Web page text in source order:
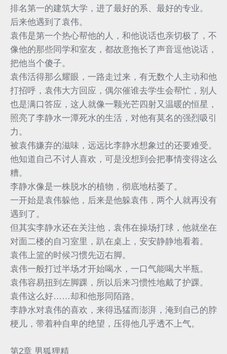
排名第一的建筑大学，进了最好的系、最好的专业。
后来他遇到了袁伟。
袁伟是第一个热心帮他的人，和他说话也亲切极了，不
像他的那些同学和室友，都故意拖长了声音逗他说话，
把他当个傻子。
袁伟活得那么耀眼，一路走过来，有无数个人主动和他
打招呼，袁伟大方回应，偶尔催谁去学生会帮忙，别人
也是满口答应，这人就像一颗光芒四射又温暖的恒星，
照亮了李静水一潭死水的生活，对他有莫名的强烈吸引
力。
被袁伟嫌弃的滋味，远远比李静水想象过的还要难受。
他知道自己不讨人喜欢，可是没想到会把事情变得这么
糟。
李静水像是一株脱水的植物，彻底地枯萎了。
一开始是袁伟躲他，后来是他躲袁伟，两个人就再没有
遇到了。
但其实李静水还在关注他，袁伟在操场打球，他就坐在
对面二楼的自习室里，趴在桌上，安安静静地看着。
袁伟上篮的时候习惯先迈右脚。
袁伟一般打过半场才开始喝水，一口气能喝大半瓶。
袁伟容易扭到左脚踝，所以后来习惯性地戴了护踝。
袁伟这么好……却和他形同陌路。
李静水对袁伟的喜欢，来得迅猛而澎湃，淹到自己的脖
梗儿，带着种自卑的绝望，压得他几乎透不上气。
第2章 男狐狸精